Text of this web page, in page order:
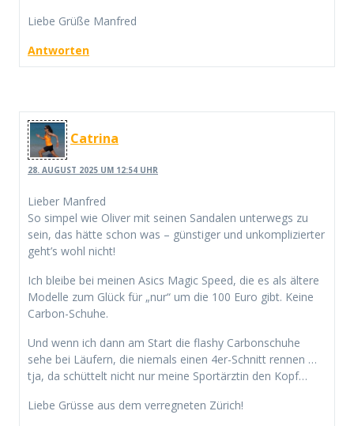
Liebe Grüße Manfred
Antworten
Catrina
28. AUGUST 2025 UM 12:54 UHR
Lieber Manfred
So simpel wie Oliver mit seinen Sandalen unterwegs zu
sein, das hätte schon was – günstiger und unkomplizierter
geht’s wohl nicht!
Ich bleibe bei meinen Asics Magic Speed, die es als ältere
Modelle zum Glück für „nur“ um die 100 Euro gibt. Keine
Carbon-Schuhe.
Und wenn ich dann am Start die flashy Carbonschuhe
sehe bei Läufern, die niemals einen 4er-Schnitt rennen …
tja, da schüttelt nicht nur meine Sportärztin den Kopf…
Liebe Grüsse aus dem verregneten Zürich!